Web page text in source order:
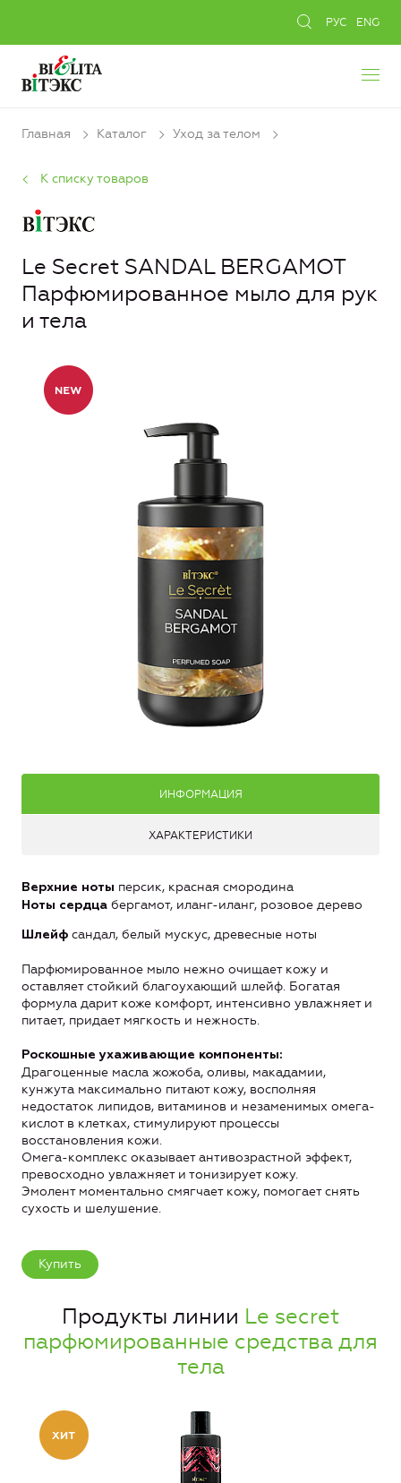
РУС ENG
Главная Каталог Уход за телом
К списку товаров
Le Secret SANDAL BERGAMOT
Парфюмированное мыло для рук
и тела
ИНФОРМАЦИЯ
ХАРАКТЕРИСТИКИ
Верхние ноты персик, красная смородина
Ноты сердца бергамот, иланг-иланг, розовое дерево
Шлейф сандал, белый мускус, древесные ноты
Парфюмированное мыло нежно очищает кожу и
оставляет стойкий благоухающий шлейф. Богатая
формула дарит коже комфорт, интенсивно увлажняет и
питает, придает мягкость и нежность.
Роскошные ухаживающие компоненты:
Драгоценные масла жожоба, оливы, макадамии,
кунжута максимально питают кожу, восполняя
недостаток липидов, витаминов и незаменимых омега-
кислот в клетках, стимулируют процессы
восстановления кожи.
Омега-комплекс оказывает антивозрастной эффект,
превосходно увлажняет и тонизирует кожу.
Эмолент моментально смягчает кожу, помогает снять
сухость и шелушение.
Купить
Продукты линии Le secret
парфюмированные средства для
тела